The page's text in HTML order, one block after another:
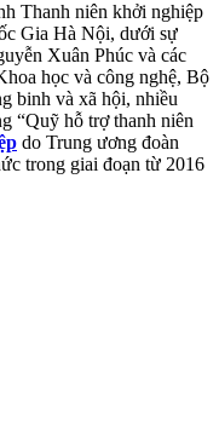
Thanh niên khởi nghiệp
Gia Hà Nội, dưới sự
Xuân Phúc và các
học và công nghệ, Bộ
binh và xã hội, nhiều
“Quỹ hỗ trợ thanh niên
do Trung ương đoàn
trong giai đoạn từ 2016